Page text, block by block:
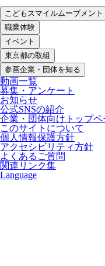
こどもスマイルムーブメント
職業体験
イベント
東京都の取組
参画企業・団体を知る
動画一覧
募集・アンケート
お知らせ
公式SNSの紹介
企業・団体向けトップペ
このサイトについて
個人情報保護方針
アクセシビリティ方針
よくあるご質問
関連リンク集
Language